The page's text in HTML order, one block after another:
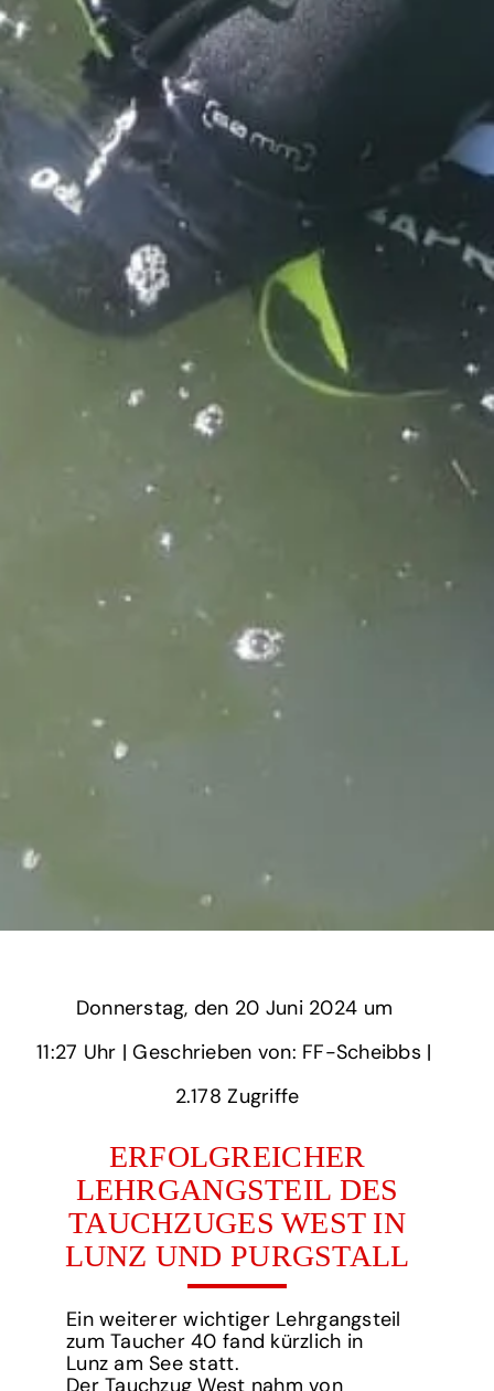
Donnerstag,
‎| Geschrieben von: FF-Scheibbs | ‎
2.178‏‏‎ ‎Zugriffe
ERFOLGREICHER
LEHRGANGSTEIL DES
TAUCHZUGES WEST IN
LUNZ UND PURGSTALL
Ein weiterer wichtiger Lehrgangsteil
zum Taucher 40 fand kürzlich in
Lunz am See statt.
Der Tauchzug West nahm von